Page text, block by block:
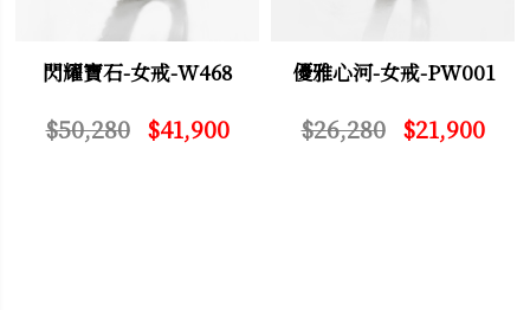
閃耀寶石-女戒-W468
$50,280 $41,900
優雅心河-女戒-PW001
$26,280 $21,900